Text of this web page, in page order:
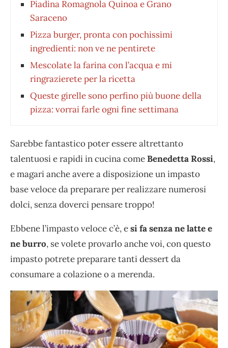
Piadina Romagnola Quinoa e Grano
Saraceno
Pizza burger, pronta con pochissimi
ingredienti: non ve ne pentirete
Mescolate la farina con l’acqua e mi
ringrazierete per la ricetta
Queste girelle sono perfino più buone della
pizza: vorrai farle ogni fine settimana
Sarebbe fantastico poter essere altrettanto
talentuosi e rapidi in cucina comeBenedetta Rossi,
e magari anche avere a disposizione un impasto
base veloce da preparare per realizzare numerosi
dolci, senza doverci pensare troppo!
Ebbene l’impasto veloce c’è, esi fa senza ne latte e
ne burro, se volete provarlo anche voi, con questo
impasto potrete preparare tanti dessert da
consumare a colazione o a merenda.